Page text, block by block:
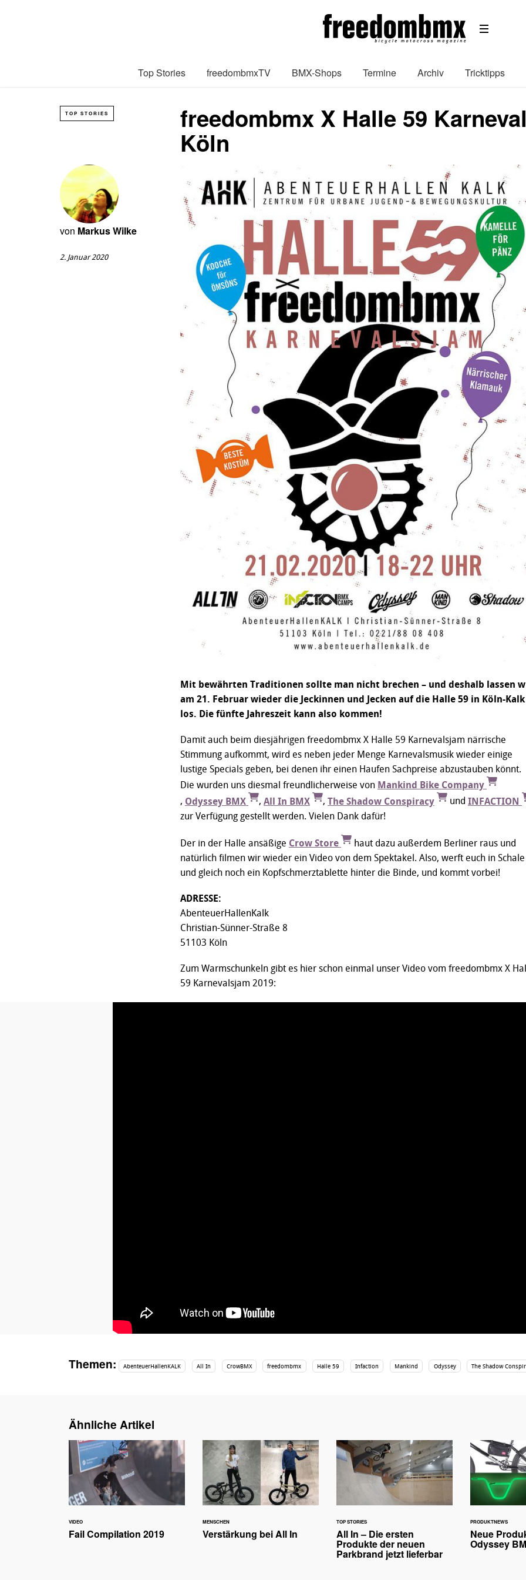
Top Stories freedombmxTV BMX-Shops Termine Archiv Tricktipps
TOP STORIES freedombmx X Halle 59
Köln
von Markus Wilke
2. Januar 2020
Mit bewährten Traditionen sollte man nicht brechen – und deshalb lassen
am 21. Februar wieder die Jeckinnen und Jecken auf die Halle 59 in Köln-Kalk
los. Die fünfte Jahreszeit kann also kommen!
Damit auch beim diesjährigen freedombmx X Halle 59 Karnevalsjam närrische
Stimmung aufkommt, wird es neben jeder Menge Karnevalsmusik wieder einige
lustige Specials geben, bei denen ihr einen Haufen Sachpreise abzustauben könnt.
Die wurden uns diesmal freundlicherweise von Mankind Bike Company
, Odyssey BMX , All In BMX , The Shadow Conspiracy und INFACTION
zur Verfügung gestellt werden. Vielen Dank dafür!
Der in der Halle ansäßige Crow Store
haut dazu außerdem Berliner raus und
natürlich filmen wir wieder ein Video von dem Spektakel. Also, werft euch in Schale
und gleich noch ein Kopfschmerztablette hinter die Binde, und kommt vorbei!
ADRESSE:
AbenteuerHallenKalk
Christian-Sünner-Straße 8
51103 Köln
Zum Warmschunkeln gibt es hier schon einmal unser Video vom freedombmx X
59 Karnevalsjam 2019:
Themen: AbenteuerHallenKALK All In CrowBMX freedombmx Halle 59 Infaction Mankind Odyssey The Shadow
Ähnliche Artikel
VIDEO
Fail Compilation 2019
MENSCHEN
Verstärkung bei All In
TOP STORIES
All In – Die ersten
Produkte der neuen
Parkbrand jetzt lieferbar
PRODUKTNEWS
Neue
Odyssey